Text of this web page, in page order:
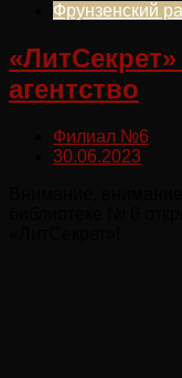
Фрунзенский
агентство
Филиал №6
30.06.2023